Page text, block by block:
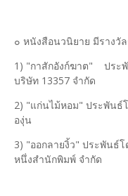
๐ หนังสือนวนิยาย มีรางวั
1) "กาสักอังก์ฆาต"
ประ
บริษัท 13357 จำกัด
2) "แก่นไม้หอม" ประพัน
องุ่น
3) "ออกลายงิ้ว" ประพันธ์
หนึ่งสำนักพิมพ์ จำกัด